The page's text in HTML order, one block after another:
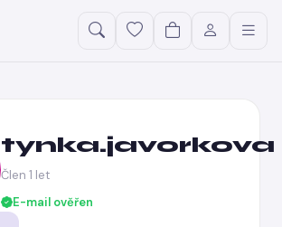
tynka.javorkova
Člen 1 let
E-mail ověřen